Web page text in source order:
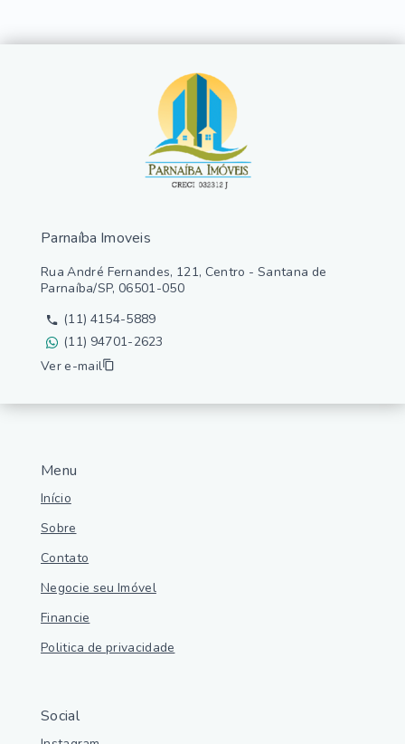
Menu
Início
Sobre
Contato
Negocie seu Imóvel
Financie
Politica de privacidade
Social
Parnaíba Imoveis
Rua André Fernandes, 121, Centro - Santana de
Parnaíba/SP, 06501-050
(11) 4154-5889
(11) 94701-2623
Ver e-mail